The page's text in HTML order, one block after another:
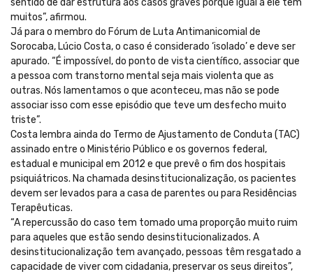
sentido de dar estrutura aos casos graves porque igual a ele tem
muitos”, afirmou.
Já para o membro do Fórum de Luta Antimanicomial de
Sorocaba, Lúcio Costa, o caso é considerado ‘isolado’ e deve ser
apurado. “É impossível, do ponto de vista científico, associar que
a pessoa com transtorno mental seja mais violenta que as
outras. Nós lamentamos o que aconteceu, mas não se pode
associar isso com esse episódio que teve um desfecho muito
triste”.
Costa lembra ainda do Termo de Ajustamento de Conduta (TAC)
assinado entre o Ministério Público e os governos federal,
estadual e municipal em 2012 e que prevê o fim dos hospitais
psiquiátricos. Na chamada desinstitucionalização, os pacientes
devem ser levados para a casa de parentes ou para Residências
Terapêuticas.
“A repercussão do caso tem tomado uma proporção muito ruim
para aqueles que estão sendo desinstitucionalizados. A
desinstitucionalização tem avançado, pessoas têm resgatado a
capacidade de viver com cidadania, preservar os seus direitos”,